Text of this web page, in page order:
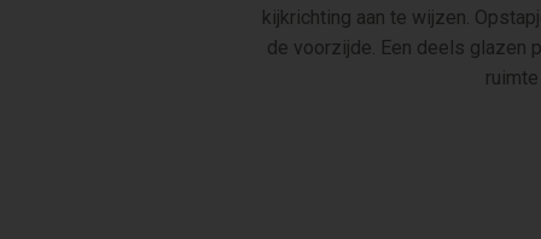
kijkrichting aan te wijzen.
de voorzijde. Een deels glazen